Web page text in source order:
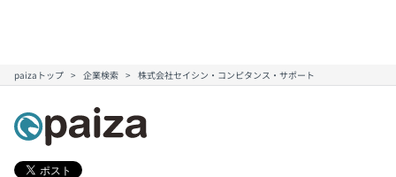
paizaトップ 企業検索 株式会社セイシン・コンピタンス・サポート